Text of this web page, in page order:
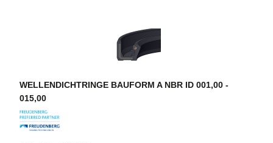
WELLENDICHTRINGE BAUFORM A NBR ID 001,00 -
015,00